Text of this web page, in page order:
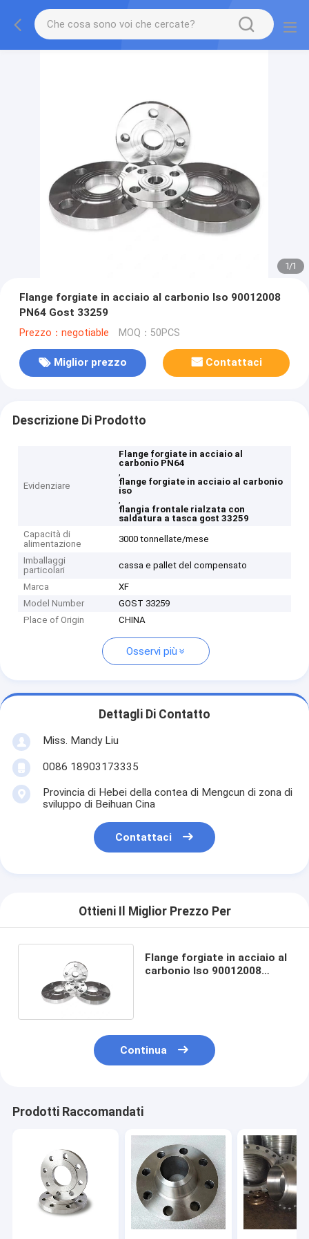
1/1
Flange forgiate in acciaio al carbonio Iso 90012008
PN64 Gost 33259
Prezzo：negotiable MOQ：50PCS
Miglior prezzo Contattaci
Descrizione Di Prodotto
Evidenziare
Flange forgiate in acciaio al
carbonio PN64
,
flange forgiate in acciaio al carbonio
iso
,
flangia frontale rialzata con
saldatura a tasca gost 33259
Capacità di
alimentazione
3000 tonnellate/mese
Imballaggi
particolari
cassa e pallet del compensato
Marca
XF
Model Number
GOST 33259
Place of Origin
CHINA
Osservi più
Dettagli Di Contatto
Miss. Mandy Liu
0086 18903173335
Provincia di Hebei della contea di Mengcun di zona di
sviluppo di Beihuan Cina
Contattaci
Ottieni Il Miglior Prezzo Per
Flange forgiate in acciaio al
carbonio Iso 90012008
Continua
Prodotti Raccomandati